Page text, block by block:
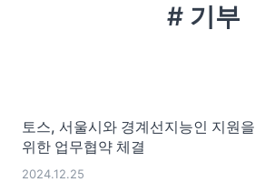
# 기부
토스, 서울시와 경계선지능인 지원을
위한 업무협약 체결
2024.12.25